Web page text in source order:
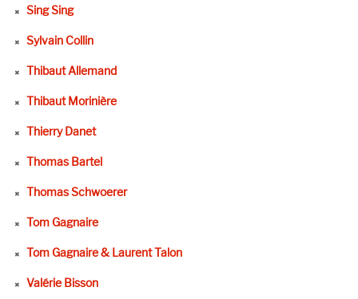
Sing Sing
Sylvain Collin
Thibaut Allemand
Thibaut Morinière
Thierry Danet
Thomas Bartel
Thomas Schwoerer
Tom Gagnaire
Tom Gagnaire & Laurent Talon
Valérie Bisson